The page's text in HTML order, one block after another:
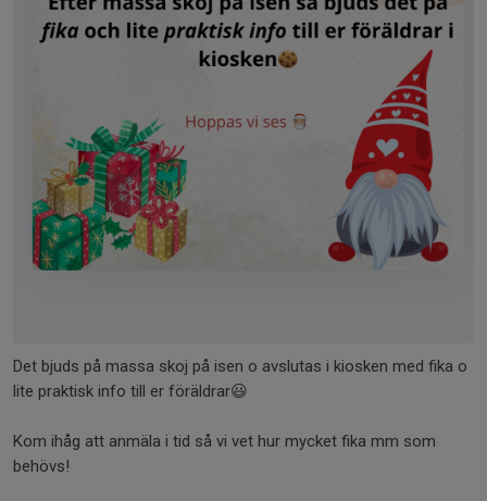
Det bjuds på massa skoj på isen o avslutas i kiosken med fika o
lite praktisk info till er föräldrar😃
Kom ihåg att anmäla i tid så vi vet hur mycket fika mm som
behövs!